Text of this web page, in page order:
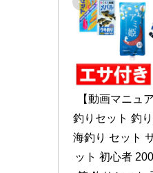
【動画マニュ
釣りセット 釣
海釣り セット
ット 初心者